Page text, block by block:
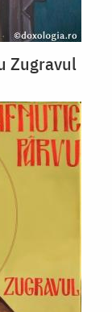
Zugravul